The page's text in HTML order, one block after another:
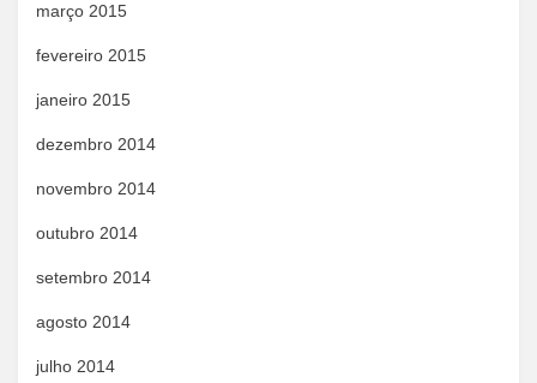
março 2015
fevereiro 2015
janeiro 2015
dezembro 2014
novembro 2014
outubro 2014
setembro 2014
agosto 2014
julho 2014